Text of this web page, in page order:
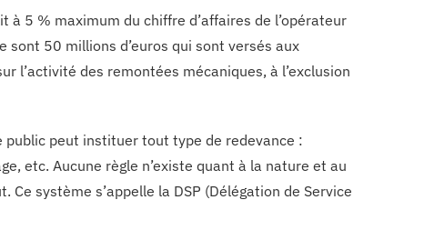
à 5 % maximum du chiffre d’affaires de l’opérateur
50 millions d’euros qui sont versés aux
l’activité des remontées mécaniques, à l’exclusion
public peut instituer tout type de redevance :
etc. Aucune règle n’existe quant à la nature et au
système s’appelle la DSP (Délégation de Service